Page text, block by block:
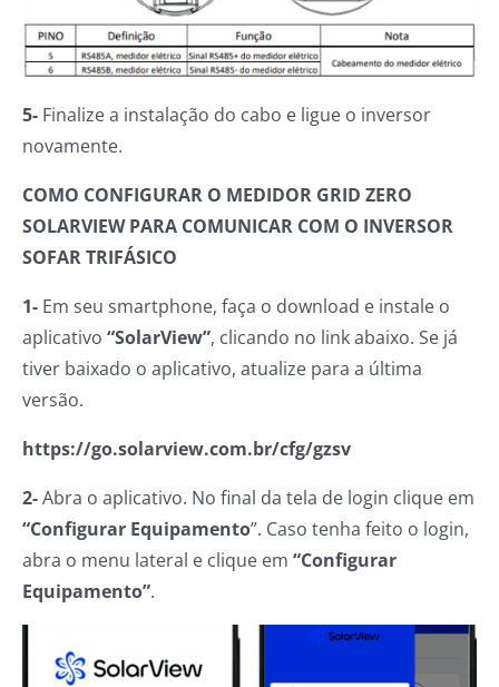
5- Finalize a instalação do cabo e ligue o inversor
novamente.
COMO CONFIGURAR O MEDIDOR GRID ZERO
SOLARVIEW PARA COMUNICAR COM O INVERSOR
SOFAR TRIFÁSICO
1- Em seu smartphone, faça o download e instale o
aplicativo “SolarView”, clicando no link abaixo. Se já
tiver baixado o aplicativo, atualize para a última
versão.
https://go.solarview.com.br/cfg/gzsv
2-Abra o aplicativo. No final da tela de login clique em
“Configurar Equipamento”. Caso tenha feito o login,
abra o menu lateral e clique em “Configurar
Equipamento”.